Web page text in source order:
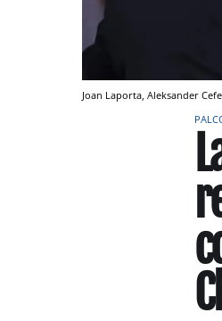
Joan Laporta, Aleksander